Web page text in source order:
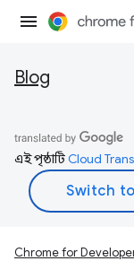
Blog
এই পৃষ্ঠাটিCloud
Chrome for